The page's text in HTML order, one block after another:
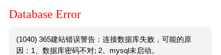
Database Error
(1040) 365建站错误警告：连接数据库失败，可能的原
因：1、数据库密码不对; 2、mysql未启动。